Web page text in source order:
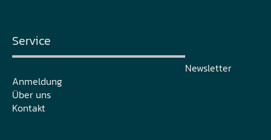
Service
Newsletter
Anmeldung
Über uns
Kontakt